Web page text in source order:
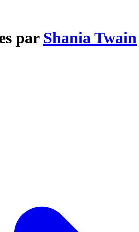
par Shania Twain